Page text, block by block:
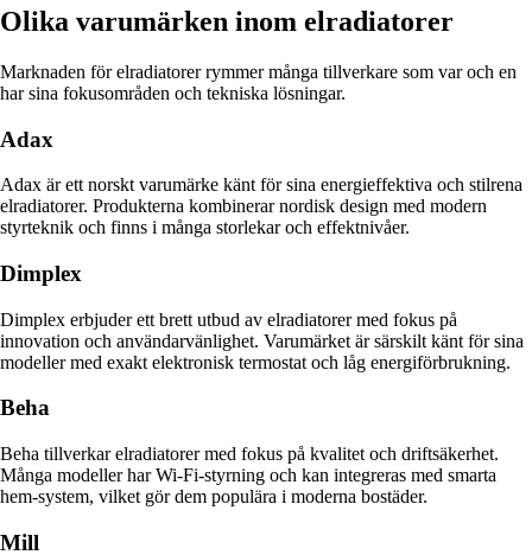
Olika varumärken inom elradiatorer
Marknaden för elradiatorer rymmer många tillverkare som var och en
har sina fokusområden och tekniska lösningar.
Adax
Adax är ett norskt varumärke känt för sina energieffektiva och stilrena
elradiatorer. Produkterna kombinerar nordisk design med modern
styrteknik och finns i många storlekar och effektnivåer.
Dimplex
Dimplex erbjuder ett brett utbud av elradiatorer med fokus på
innovation och användarvänlighet. Varumärket är särskilt känt för sina
modeller med exakt elektronisk termostat och låg energiförbrukning.
Beha
Beha tillverkar elradiatorer med fokus på kvalitet och driftsäkerhet.
Många modeller har Wi-Fi-styrning och kan integreras med smarta
hem-system, vilket gör dem populära i moderna bostäder.
Mill